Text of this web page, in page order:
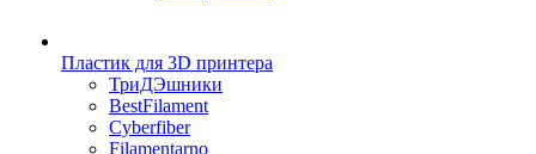
Пластик для 3D принтера
ТриДЭшники
BestFilament
Cyberfiber
Filamentarno